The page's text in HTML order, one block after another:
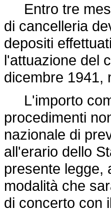
Entro tre mesi
di cancelleria
depositi
l'attuazione del
dicembre 1941,
L'importo
procedimenti
nazionale di
all'erario dello
presente legge,
modalità che
di concerto con